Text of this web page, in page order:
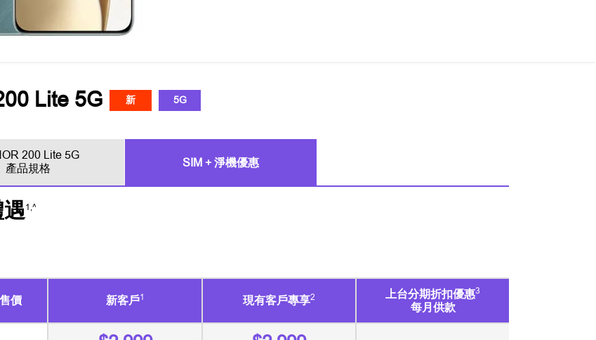
Lite 5G 新 5G
200 Lite 5G
產品規格
SIM + 淨機優惠
1,^
價 新客戶1 現有客戶專享2 上台分期折扣優惠3
每月供款